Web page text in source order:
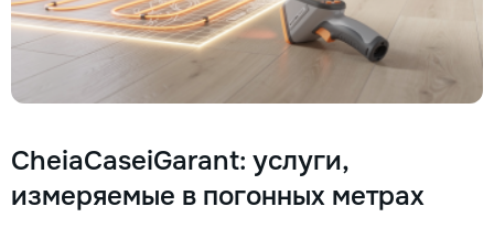
CheiaCaseiGarant: услуги,
измеряемые в погонных метрах